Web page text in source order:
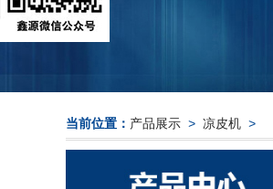
当前位置： 产品展示 > 凉皮机 >